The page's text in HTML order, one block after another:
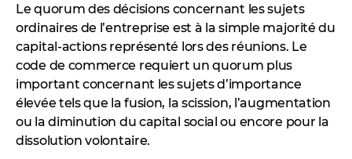
Le quorum des décisions concernant les sujets
ordinaires de l’entreprise est à la simple majorité du
capital-actions représenté lors des réunions. Le
code de commerce requiert un quorum plus
important concernant les sujets d’importance
élevée tels que la fusion, la scission, l’augmentation
ou la diminution du capital social ou encore pour la
dissolution volontaire.